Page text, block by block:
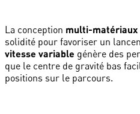
La conception multi-matériaux
solidité pour favoriser un
vitesse variable génère des
que le centre de gravité bas
positions sur le parcours.